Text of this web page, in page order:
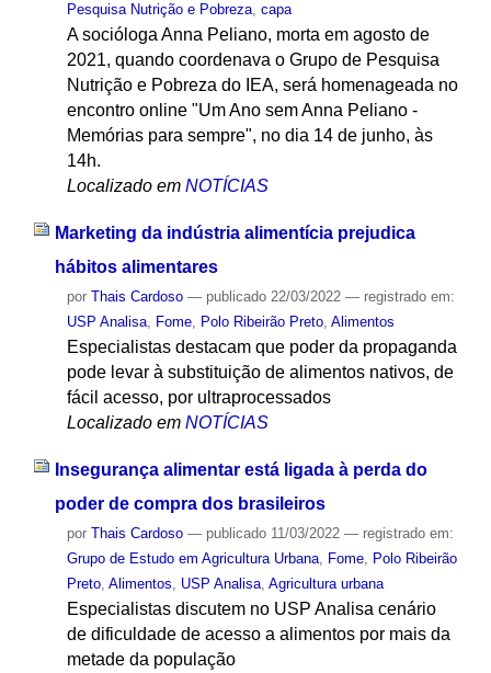
Pesquisa Nutrição e Pobreza, capa
A socióloga Anna Peliano, morta em agosto de
2021, quando coordenava o Grupo de Pesquisa
Nutrição e Pobreza do IEA, será homenageada no
encontro online "Um Ano sem Anna Peliano -
Memórias para sempre", no dia 14 de junho, às
14h.
Localizado em NOTÍCIAS
Marketing da indústria alimentícia prejudica
hábitos alimentares
por Thais Cardoso — publicado22/03/2022 — registrado em:
USP Analisa, Fome, Polo Ribeirão Preto, Alimentos
Especialistas destacam que poder da propaganda
pode levar à substituição de alimentos nativos, de
fácil acesso, por ultraprocessados
Localizado em NOTÍCIAS
Insegurança alimentar está ligada à perda do
poder de compra dos brasileiros
por Thais Cardoso — publicado11/03/2022 — registrado em:
Grupo de Estudo em Agricultura Urbana, Fome,
Polo Ribeirão
Preto, Alimentos USP Analisa, Agricultura urbana
Especialistas discutem no USP Analisa cenário
de dificuldade de acesso a alimentos por mais da
metade da população